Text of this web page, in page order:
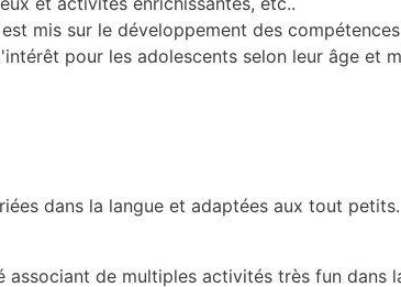
mis sur le développement des
pour les adolescents selon leur âge et
dans la langue et adaptées aux tout petits.
associant de multiples activités très fun dans